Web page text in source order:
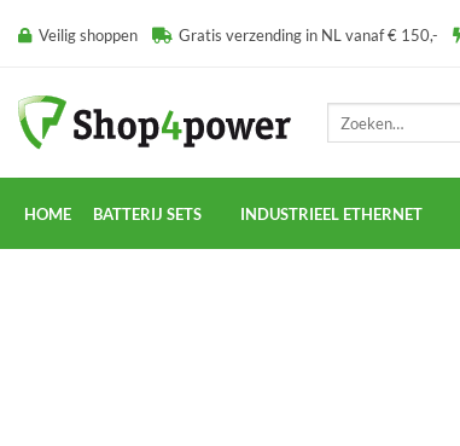
naar Veilig shoppen Gratis verzending in NL vanaf € 150,-
HOME BATTERIJ SETS INDUSTRIEEL ETHERNET